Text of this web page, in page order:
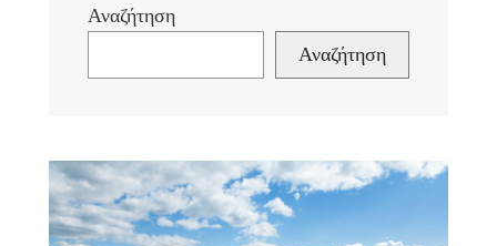
Αναζήτηση
Αναζήτηση